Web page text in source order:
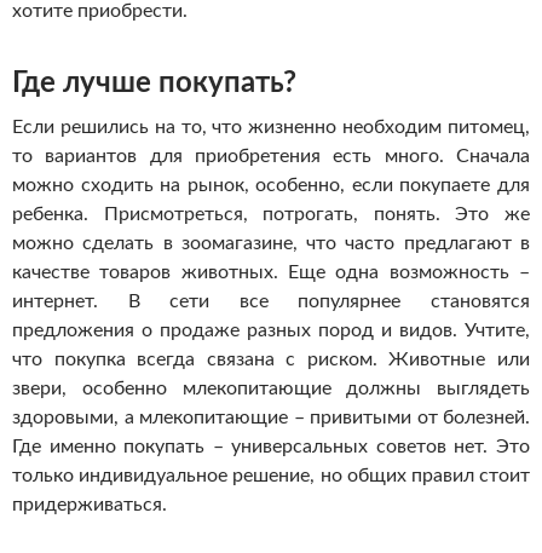
хотите приобрести.
Где лучше покупать?
Если решились на то, что жизненно необходим питомец,
то вариантов для приобретения есть много. Сначала
можно сходить на рынок, особенно, если покупаете для
ребенка. Присмотреться, потрогать, понять. Это же
можно сделать в зоомагазине, что часто предлагают в
качестве товаров животных. Еще одна возможность –
интернет. В сети все популярнее становятся
предложения о продаже разных пород и видов. Учтите,
что покупка всегда связана с риском. Животные или
звери, особенно млекопитающие должны выглядеть
здоровыми, а млекопитающие – привитыми от болезней.
Где именно покупать – универсальных советов нет. Это
только индивидуальное решение, но общих правил стоит
придерживаться.